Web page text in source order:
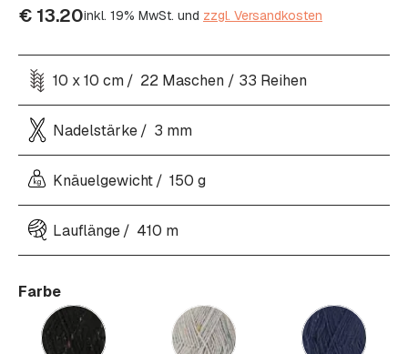
€ 13.20inkl. 19% MwSt. und zzgl. Versandkosten
10 x 10 cm 22 Maschen / 33 Reihen
Nadelstärke 3 mm
Knäuelgewicht 150 g
Lauflänge 410 m
Farbe